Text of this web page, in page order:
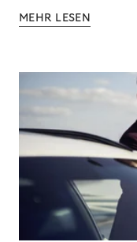
MEHR LESEN